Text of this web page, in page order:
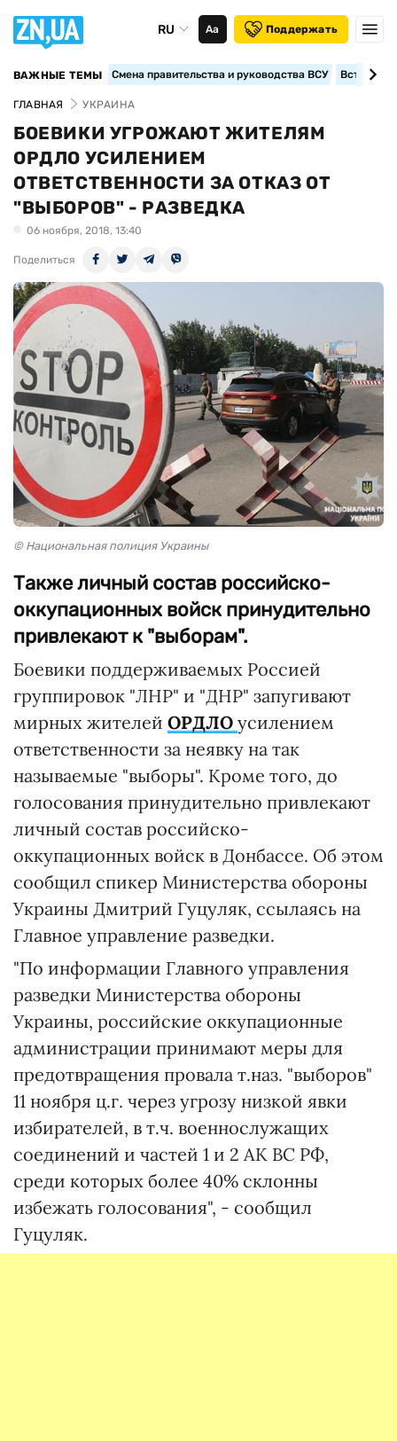
RU Аа Поддержать
ВАЖНЫЕ ТЕМЫ Смена правительства и руководства ВСУ
ГЛАВНАЯ УКРАИНА
БОЕВИКИ УГРОЖАЮТ ЖИТЕЛЯМ
ОРДЛО УСИЛЕНИЕМ
ОТВЕТСТВЕННОСТИ ЗА ОТКАЗ ОТ
"ВЫБОРОВ" - РАЗВЕДКА
06 ноября, 2018, 13:40
Поделиться
© Национальная полиция Украины
Также личный состав российско-
оккупационных войск принудительно
привлекают к "выборам".
Боевики поддерживаемых Россией
группировок "ЛНР" и "ДНР" запугивают
мирных жителей ОРДЛО усилением
ответственности за неявку на так
называемые "выборы". Кроме того, до
голосования принудительно привлекают
личный состав российско-
оккупационных войск в Донбассе. Об этом
сообщил спикер Министерства обороны
Украины Дмитрий Гуцуляк, ссылаясь на
Главное управление разведки.
"По информации Главного управления
разведки Министерства обороны
Украины, российские оккупационные
администрации принимают меры для
предотвращения провала т.наз. "выборов"
11 ноября ц.г. через угрозу низкой явки
избирателей, в т.ч. военнослужащих
соединений и частей 1 и 2 АК ВС РФ,
среди которых более 40% склонны
избежать голосования", - сообщил
Гуцуляк.